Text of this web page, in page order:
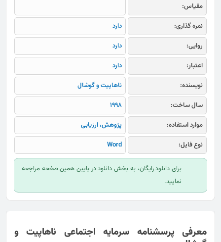
مقیاس:
نمره گذاری:
دارد
روایی:
دارد
اعتبار:
دارد
نویسنده:
ناهاپیت و گوشال
سال ساخت:
1998
موارد استفاده:
پژوهش، ارزیابی
نوع فایل:
Word
برای دانلود رایگان، به بخش دانلود در پایین همین صفحه مراجعه
نمایید.
معرفی پرسشنامه سرمایه اجتماعی ناهاپیت و